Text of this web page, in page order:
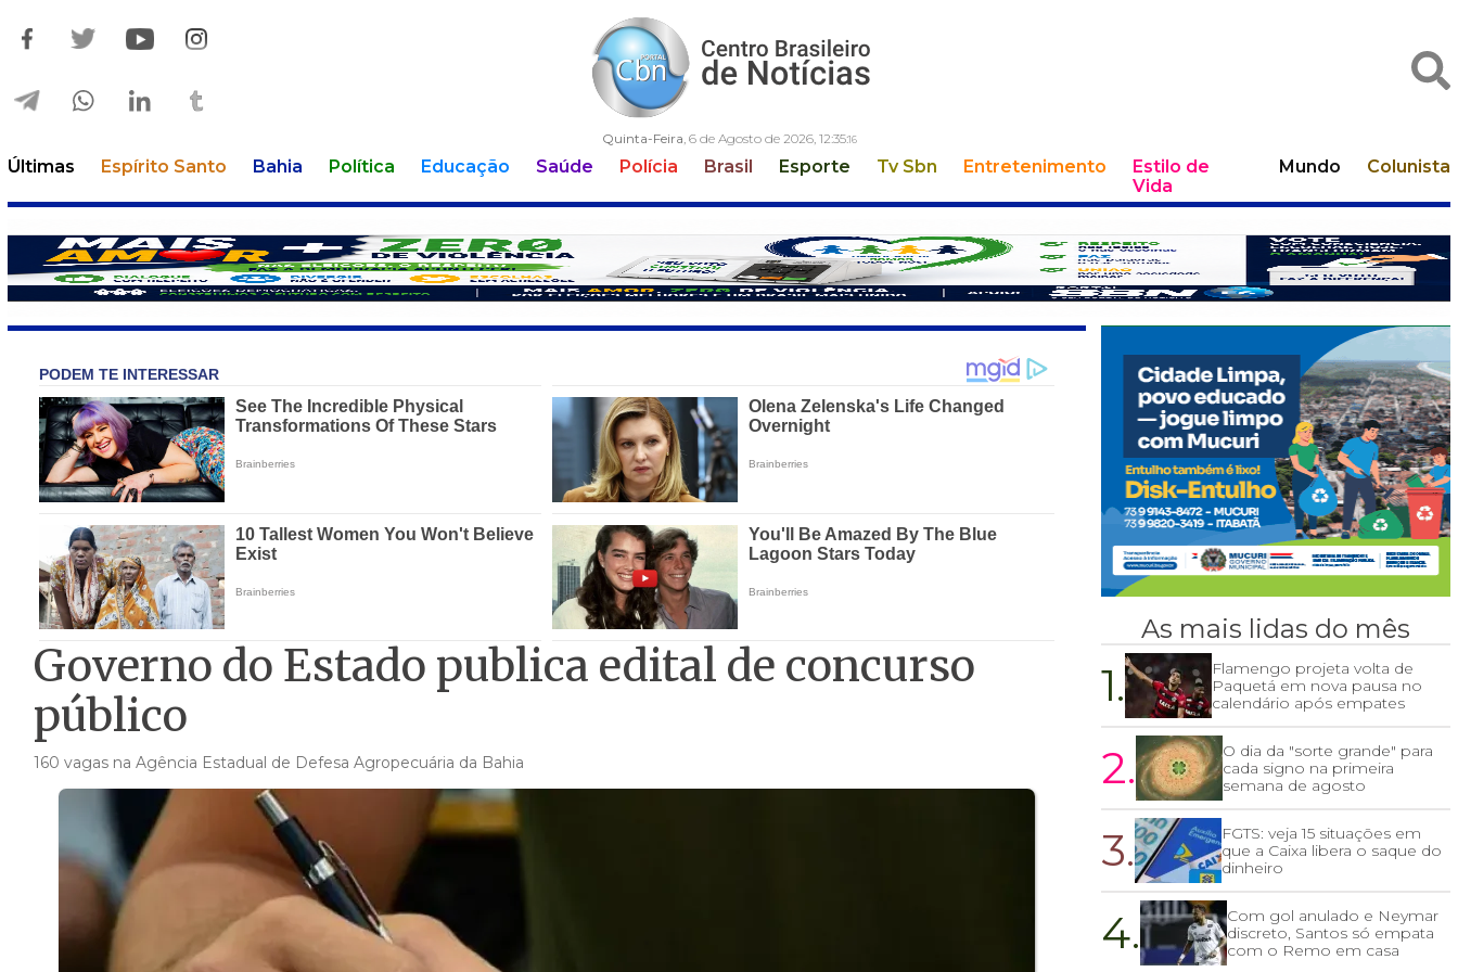
Quinta-Feira, 6 de Agosto de 2026, 12:35:18
Últimas Espírito Santo Bahia Política Educação Saúde Polícia Brasil Esporte Tv Sbn Entretenimento
Estilo de
Vida
Mundo Colunista
Governo do Estado publica edital de concurso
público
160 vagas na Agência Estadual de Defesa Agropecuária da Bahia
As mais lidas do mês
1.
Flamengo projeta volta de
Paquetá em nova pausa no
calendário após empates
2.
O dia da "sorte grande" para
cada signo na primeira
semana de agosto
3.
FGTS: veja 15 situações em
que a Caixa libera o saque do
dinheiro
4.
Com gol anulado e Neymar
discreto, Santos só empata
com o Remo em casa